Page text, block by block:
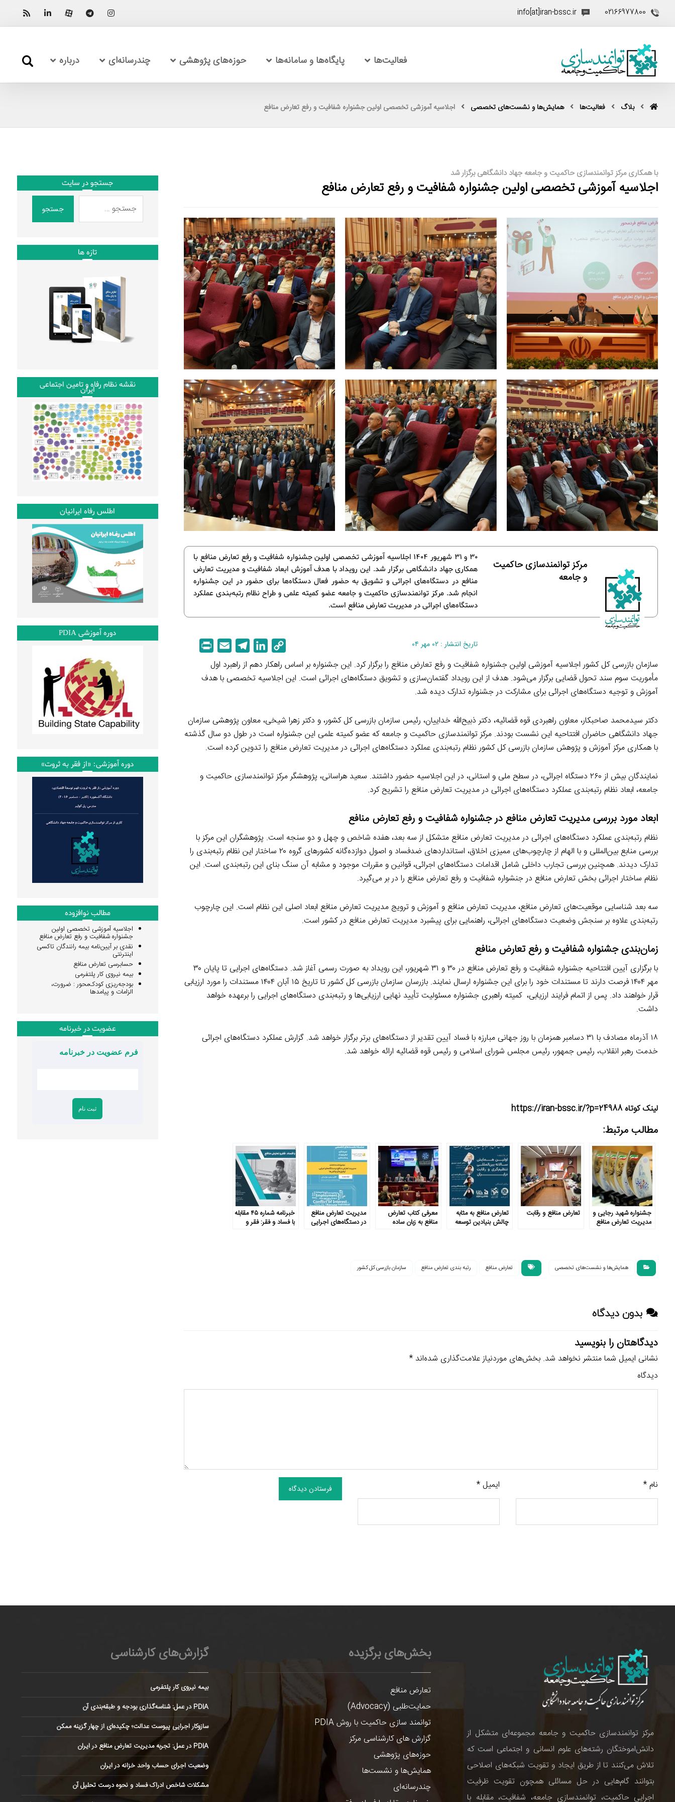
02166977800
info[at]iran-bssc.ir
فعالیت‌ها پایگاه‌ها و سامانه‌ها حوزه‌های پژوهشی چندرسانه‌ای درباره
بلاگ فعالیت‌ها همایش‌ها و نشست‌های تخصصی اجلاسیه آموزشی تخصصی اولین جشنواره شفافیت و رفع تعارض منافع
با همکاری مرکز توانمندسازی حاکمیت و جامعه جهاد دانشگاهی برگزار شد
اجلاسیه آموزشی تخصصی اولین جشنواره شفافیت و رفع تعارض منافع
30 و 31 شهریور 1404 اجلاسیه آموزشی تخصصی اولین جشنواره شفافیت و رفع تعارض منافع با
همکاری جهاد دانشگاهی برگزار شد. این رویداد با هدف آموزش ابعاد شفافیت و مدیریت تعارض
منافع در دستگاه‌های اجرائی و تشویق به حضور فعال دستگاه‌ها برای حضور در این جشنواره
انجام شد. مرکز توانمندسازی حاکمیت و جامعه عضو کمیته علمی و طراح نظام رتبه‌بندی عملکرد
دستگاه‌های اجرائی در مدیریت تعارض منافع است.
مرکز توانمندسازی حاکمیت
و جامعه
تاریخ انتشار : ۰۲ مهر ۰۴
o
p
n
k
n
d
I
n
e
r
m
m
a
سازمان بازرسی کل کشور اجلاسیه آموزشی اولین جشنواره شفافیت و رفع تعارض منافع را برگزار کرد. این جشنواره بر اساس راهکار دهم از راهبرد اول
مأموریت سوم سند تحول قضایی برگزار می‌شود. هدف از این رویداد گفتمان‌سازی و تشویق دستگاه‌های اجرائی است. این اجلاسیه تخصصی با هدف
آموزش و توجیه دستگاه‌های اجرائی برای مشارکت در جشنواره تدارک دیده شد.
دکتر سیدمحمد صاحبکار، معاون راهبردی قوه قضائیه، دکتر ذبیح‌الله خداییان، رئیس سازمان بازرسی کل کشور، و دکتر زهرا شیخی، معاون پژوهشی سازمان
جهاد دانشگاهی حاضران افتتاحیه این نشست بودند. مرکز توانمندسازی حاکمیت و جامعه که عضو کمیته علمی این جشنواره است در طول دو سال گذشته
با همکاری مرکز آموزش و پژوهش سازمان بازرسی کل کشور نظام رتبه‌بندی عملکرد دستگاه‌های اجرائی در مدیریت تعارض منافع را تدوین کرده است.
نمایندگان بیش از ۲۶۰ دستگاه اجرائی، در سطح ملی و استانی، در این اجلاسیه حضور داشتند. سعید هراسانی، پژوهشگر مرکز توانمندسازی حاکمیت و
جامعه، ابعاد نظام رتبه‌بندی عملکرد دستگاه‌های اجرائی در مدیریت تعارض منافع را تشریح کرد.
ابعاد مورد بررسی مدیریت تعارض منافع در جشنواره شفافیت و رفع تعارض منافع
نظام رتبه‌بندی عملکرد دستگاه‌های اجرائی در مدیریت تعارض منافع متشکل از سه بعد، هفده شاخص و چهل و دو سنجه است. پژوهشگران این مرکز با
بررسی منابع بین‌المللی و با الهام از چارچوب‌های ممیزی اخلاق، استانداردهای ضدفساد و اصول دوازده‌گانه کشورهای گروه ۲۰ ساختار این نظام رتبه‌بندی را
تدارک دیدند. همچنین بررسی تجارب داخلی شامل اقدامات دستگاه‌های اجرائی، قوانین و مقررات موجود و مشابه آن سنگ بنای این رتبه‌بندی است. این
نظام ساختار اجرائی بخش تعارض منافع در جنشواره شفافیت و رفع تعارض منافع را در بر می‌گیرد.
سه بعد شناسایی موقعیت‌های تعارض منافع، مدیریت تعارض منافع و آموزش و ترویج مدیریت تعارض منافع ابعاد اصلی این نظام است. این چارچوب
رتبه‌بندی علاوه بر سنجش وضعیت دستگاه‌های اجرائی، راهنمایی برای پیشبرد مدیریت تعارض منافع در کشور است.
زمان‌بندی جشنواره شفافیت و رفع تعارض منافع
با برگزاری آیین افتتاحیه جشنواره شفافیت و رفع تعارض منافع در ۳۰ و ۳۱ شهریور، این رویداد به صورت رسمی آغاز شد. دستگاه‌های اجرایی تا پایان ۳۰
مهر ۱۴۰۴ فرصت دارند تا مستندات خود را برای این جشنواره ارسال نمایند. بازرسان سازمان بازرسی کل کشور تا تاریخ ۱۵ آبان ۱۴۰۴ مستندات را مورد ارزیابی
قرار خواهند داد. پس از اتمام فرایند ارزیابی، کمیته راهبری جشنواره مسئولیت تأیید نهایی ارزیابی‌ها و رتبه‌بندی دستگاه‌های اجرایی را برعهده خواهد
داشت.
۱۸ آذرماه مصادف با ۳۱ دسامبر همزمان با روز جهانی مبارزه با فساد آیین تقدیر از دستگاه‌های برتر برگزار خواهد شد. گزارش عملکرد دستگاه‌های اجرائی
خدمت رهبر انقلاب، رئیس جمهور، رئیس مجلس شورای اسلامی و رئیس قوه قضائیه ارائه خواهد شد.
لینک کوتاه https://iran-bssc.ir/?p=24988
مطالب مرتبط:
جشنواره شهید رجایی و
مدیریت تعارض منافع
تعارض منافع و رقابت
تعارض منافع به مثابه
چالش بنیادین توسعه
معرفی کتاب تعارض
منافع به زبان ساده
مدیریت تعارض منافع
در دستگاه‌های اجرایی
خبرنامه شماره ۴۵ مقابله
با فساد و فقر: فقر و
همایش‌ها و نشست‌های تخصصی تعارض منافع رتبه بندی تعارض منافع سازمان بازرسی کل کشور
بدون دیدگاه
دیدگاهتان را بنویسید
نشانی ایمیل شما منتشر نخواهد شد. بخش‌های موردنیاز علامت‌گذاری شده‌اند*
دیدگاه
نام* ایمیل* فرستادن دیدگاه
جستجو در سایت
جستجو
تازه ها
نقشه نظام رفاه و تامین اجتماعی
ایران
اطلس رفاه ایرانیان
دوره آموزشی PDIA
دوره آموزشی: «از فقر به ثروت»
مطالب نوافزوده
اجلاسیه آموزشی تخصصی اولین
جشنواره شفافیت و رفع تعارض منافع
نقدی بر آیین‌نامه بیمه رانندگان تاکسی
اینترنتی
حسابرسی تعارض منافع
بیمه نیروی کار پلتفرمی
بودجه‌ریزی کودک‌محور : ضرورت،
الزامات و پیامدها
عضویت در خبرنامه
فرم عضویت در خبرنامه
مرکز توانمندسازی حاکمیت و جامعه مجموعه‌ای متشکل از
دانش‌اموختگان رشته‌های علوم انسانی و اجتماعی است که
تلاش می‌کنند تا از طریق ایجاد و تقویت شبکه‌های اصلاحی
بتوانند گام‌هایی در حل مسائلی همچون تقویت ظرفیت
اجرایی حاکمیت، توانمندسازی جامعه، شفافیت، مقابله با
بخش‌های برگزیده
تعارض منافع
حمایت‌طلبی (Advocacy)
توانمند سازی حاکمیت با روش PDIA
گزارش های کارشناسی مرکز
حوزه‌های پژوهشی
همایش‌ها و نشست‌ها
چندرسانه‌ای
گزارش‌های کارشناسی
بیمه نیروی کار پلتفرمی
PDIA در عمل: شناسه‌گذاری بودجه و طبقه‌بندی آن
سازوکار اجرایی پیوست عدالت؛ چکیده‌ای از چهار گزینه ممکن
PDIA در عمل: تجربه مدیریت تعارض منافع در ایران
وضعیت اجرای حساب واحد خزانه در ایران
مشکلات شاخص ادراک فساد و نحوه درست تحلیل آن